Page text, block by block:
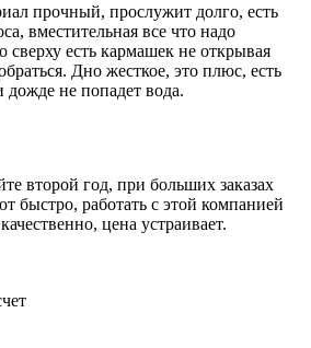
прочный, прослужит долго, есть
вместительная все что надо
сверху есть кармашек не открывая
Дно жесткое, это плюс, есть
не попадет вода.
второй год, при больших заказах
быстро, работать с этой компанией
цена устраивает.